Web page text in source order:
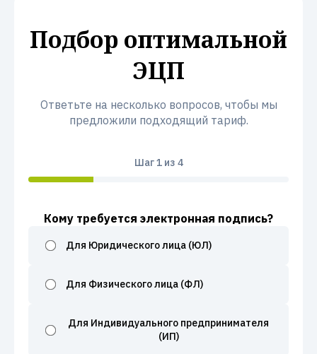
Подбор оптимальной
ЭЦП
Ответьте на несколько вопросов, чтобы мы
предложили подходящий тариф.
Шаг1из 4
Кому требуется электронная подпись?
Для Юридического лица (ЮЛ)
Для Физического лица (ФЛ)
Для Индивидуального предпринимателя
(ИП)